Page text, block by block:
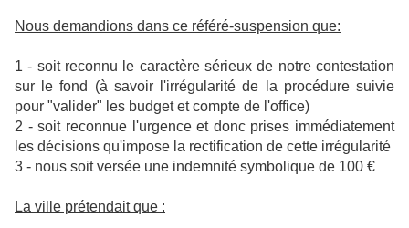
Nous demandions dans ce référé-suspension que:
1 - soit reconnu le caractère sérieux de notre contestation
sur le fond (à savoir l'irrégularité de la procédure suivie
pour "valider" les budget et compte de l'office)
2 - soit reconnue l'urgence et donc prises immédiatement
les décisions qu'impose la rectification de cette irrégularité
3 - nous soit versée une indemnité symbolique de 100 €
La ville prétendait que :